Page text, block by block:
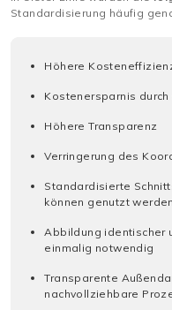
Standardisierung häufig
Höhere
Kostenersparnis
Höhere Transparenz
Verringerung des
Standardisierte
können genutzt werden
Abbildung identischer
einmalig notwendig
Transparente
nachvollziehbare